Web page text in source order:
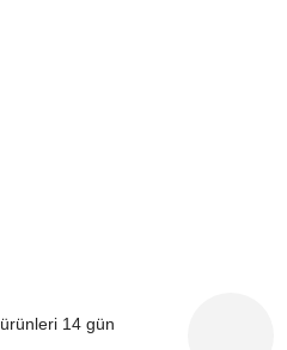
ürünleri 14 gün